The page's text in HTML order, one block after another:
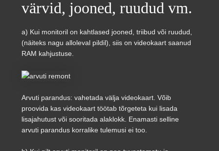
värvid, jooned, ruudud vm.
a) Kui monitoril on kahtlased jooned, triibud või ruudud,
(näiteks nagu alloleval pildil), siis on videokaart saanud
RAM kahjustuse.
Arvuti parandus: vahetada välja videokaart. Võib
proovida kas videokaart töötab tõrgeteta kui lisada
lisajahutust või sooritada alaklokk. Enamasti selline
arvuti parandus korralike tulemusi ei too.